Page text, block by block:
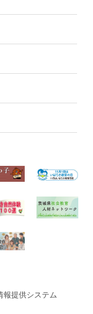
報提供システム